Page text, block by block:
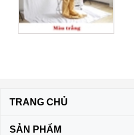
TRANG CHỦ
SẢN PHẨM